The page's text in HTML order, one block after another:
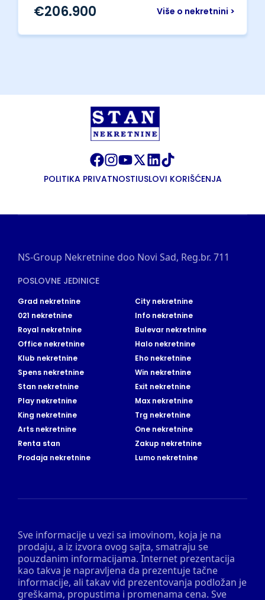
Više o nekretnini >
€206.900
POLITIKA PRIVATNOSTIUSLOVI KORIŠĆENJA
Sve informacije u vezi sa imovinom, koja je na
prodaju, a iz izvora ovog sajta, smatraju se
pouzdanim informacijama. Internet prezentacija
kao takva je napravljena da prezentuje tačne
informacije, ali takav vid prezentovanja podložan je
greškama, propustima i promenama cena. Sve
NS-Group Nekretnine doo Novi Sad, Reg.br. 711
POSLOVNE JEDINICE
Grad nekretnine
City nekretnine
021 nekretnine
Info nekretnine
Royal nekretnine
Bulevar nekretnine
Office nekretnine
Halo nekretnine
Klub nekretnine
Eho nekretnine
Spens nekretnine
Win nekretnine
Stan nekretnine
Exit nekretnine
Play nekretnine
Max nekretnine
King nekretnine
Trg nekretnine
Arts nekretnine
One nekretnine
Renta stan
Zakup nekretnine
Prodaja nekretnine
Lumo nekretnine